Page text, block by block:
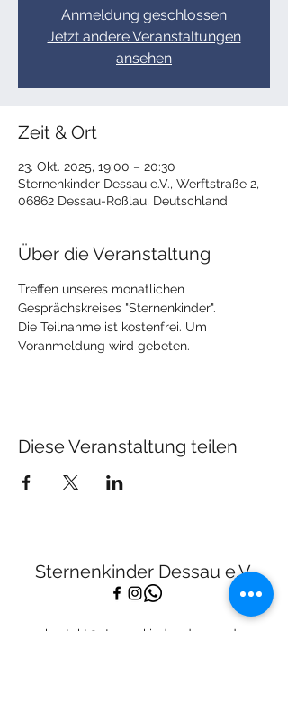
Anmeldung geschlossen
Jetzt andere Veranstaltungen
ansehen
Zeit & Ort
23. Okt. 2025, 19:00 – 20:30
Sternenkinder Dessau e.V., Werftstraße 2,
06862 Dessau-Roßlau, Deutschland
Über die Veranstaltung
Treffen unseres monatlichen
Gesprächskreises "Sternenkinder".
Die Teilnahme ist kostenfrei. Um
Voranmeldung wird gebeten.
Diese Veranstaltung teilen
Sternenkinder Dessau e.V.
kontakt@sternenkinder-dessau.de